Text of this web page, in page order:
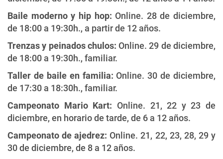
Baile moderno y hip hop: Online. 28 de diciembre,
de 18:00 a 19:30h., a partir de 12 años.
Trenzas y peinados chulos: Online. 29 de diciembre,
de 18:00 a 19:30h., familiar.
Taller de baile en familia: Online. 30 de diciembre,
de 17:30 a 18:30h., familiar.
Campeonato Mario Kart: Online. 21, 22 y 23 de
diciembre, en horario de tarde, de 6 a 12 años.
Campeonato de ajedrez: Online. 21, 22, 23, 28, 29 y
30 de diciembre, de 8 a 12 años.